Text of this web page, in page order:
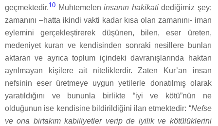
geçmektedir.10 Muhtemeleninsanın hakikatidediğimiz şey;
zamanını –hatta ikindi vakti kadar kısa olan zamanını- iman
eylemini gerçekleştirerek düşünen, bilen, eser üreten,
medeniyet kuran ve kendisinden sonraki nesillere bunları
aktaran ve ayrıca toplum içindeki davranışlarında haktan
ayrılmayan kişilere ait niteliklerdir. Zaten Kur’an insan
nefsinin eser üretmeye uygun yetilerle donatılmış olarak
yaratıldığını ve bununla birlikte “iyi ve kötü”nün ne
olduğunun ise kendisine bildirildiğini ilan etmektedir: “Nefse
ve ona birtakım kabiliyetler verip de iyilik ve kötülüklerini